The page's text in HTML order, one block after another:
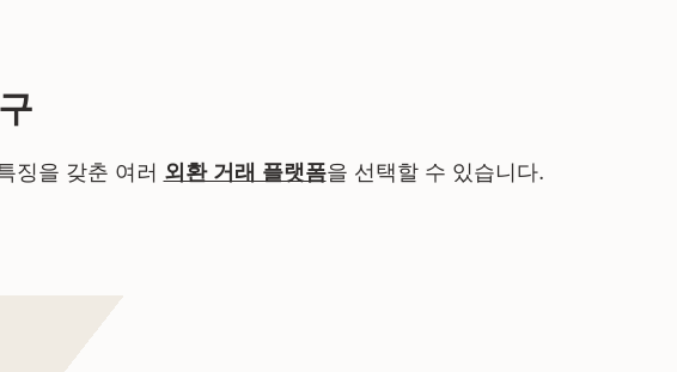
징을 갖춘 여러 외환 거래 플랫폼을 선택할 수 있습니다.